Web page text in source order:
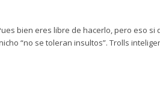
bien eres libre de hacerlo, pero eso
“no se toleran insultos”. Trolls